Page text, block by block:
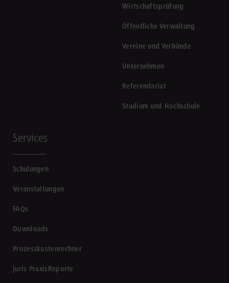
Wirtschaftsprüfung
Öffentliche Verwaltung
Vereine und Verbände
Unternehmen
Referendariat
Studium und Hochschule
Services
Schulungen
Veranstaltungen
FAQs
Downloads
Prozesskostenrechner
juris PraxisReporte